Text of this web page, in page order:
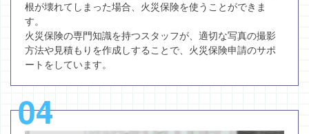
根が壊れてしまった場合、火災保険を使うことができま
す。
火災保険の専門知識を持つスタッフが、適切な写真の撮影
方法や見積もりを作成しすることで、火災保険申請のサポ
ートをしています。
04